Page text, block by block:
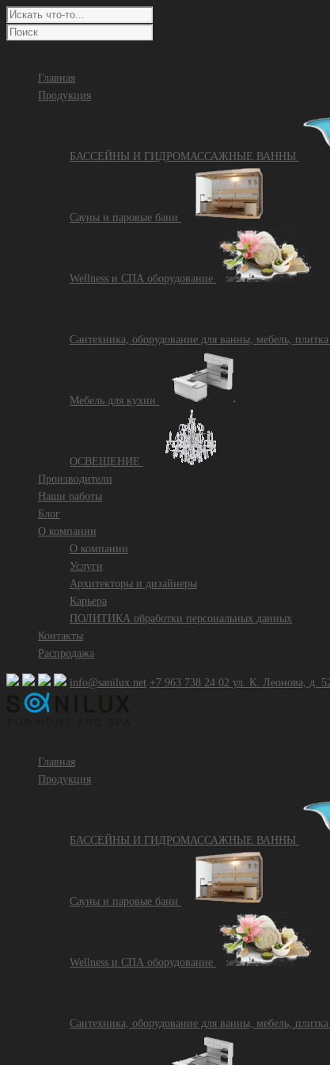
Главная
Продукция
БАССЕЙНЫ И ГИДРОМАССАЖНЫЕ ВАННЫ
Сауны и паровые бани
Wellness и СПА оборудование
Сантехника, оборудование для ванны, мебель, плитка
Mебель для кухни
ОСВЕЩЕНИЕ
Производители
Наши работы
Блог
О компании
О компании
Услуги
Архитекторы и дизайнеры
Карьера
ПОЛИТИКА обработки персональных данных
Контакты
Распродажа
info@sanilux.net +7 963 738 24 02 ул. К. Леонова, д.
Главная
Продукция
БАССЕЙНЫ И ГИДРОМАССАЖНЫЕ ВАННЫ
Сауны и паровые бани
Wellness и СПА оборудование
Сантехника, оборудование для ванны, мебель, плитка